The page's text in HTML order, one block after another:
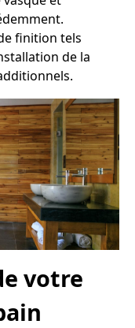
finition tels
de la
votre